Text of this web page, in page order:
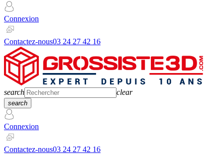
Connexion
Contactez-nous03 24 27 42 16
search clear
search
Connexion
Contactez-nous03 24 27 42 16